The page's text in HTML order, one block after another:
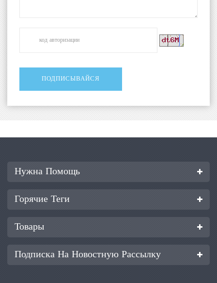
Нужна Помощь
Горячие Теги
Товары
Подписка На Новостную Рассылку